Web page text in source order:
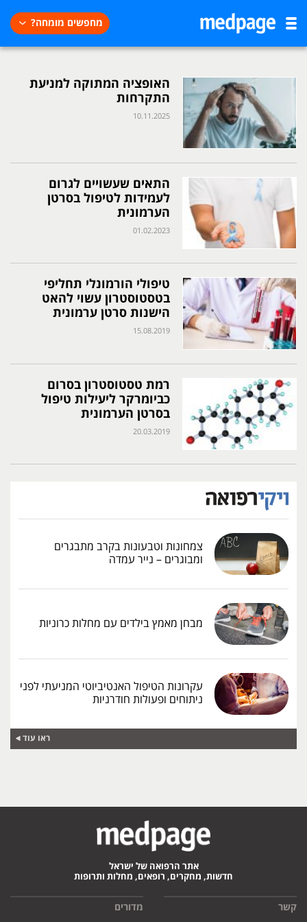
מחפשים מומחה?
האופציה המתוקה למניעת
התקרחות
10.11.2025
התאים שעשויים לגרום
לעמידות לטיפול בסרטן
הערמונית
01.02.2023
טיפולי הורמונלי תחליפי
בטסטוסטרון עשוי להאט
הישנות סרטן ערמונית
15.08.2019
רמת טסטוסטרון בסרום
כביומרקר ליעילות טיפול
בסרטן הערמונית
20.03.2019
צמחונות וטבעונות בקרב מתבגרים
ומבוגרים – נייר עמדה
מבחן מאמץ בילדים עם מחלות כרוניות
עקרונות הטיפול האנטיביוטי המניעתי לפני
ניתוחים ופעולות חודרניות
ראו עוד
אתר הרפואה של ישראל
חדשות, מחקרים, רופאים, מחלות ותרופות
קשר מדורים